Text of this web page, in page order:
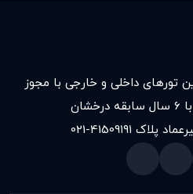
تورهای داخلی و خارجی با مجوز
پلاک ۱۹۱
021-41509